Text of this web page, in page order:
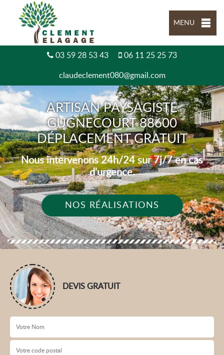
MENU
03 59 28 53 43 06 11 25 25 73
claudeclement080@gmail.com
ARTISAN PAYSAGISTE
GUGNECOURT 88600
DÉPLACEMENT GRATUIT
Nous intervenons 24h/24 sur 7j/7 en cas
d'urgence.
NOS RÉALISATIONS
DEVIS GRATUIT